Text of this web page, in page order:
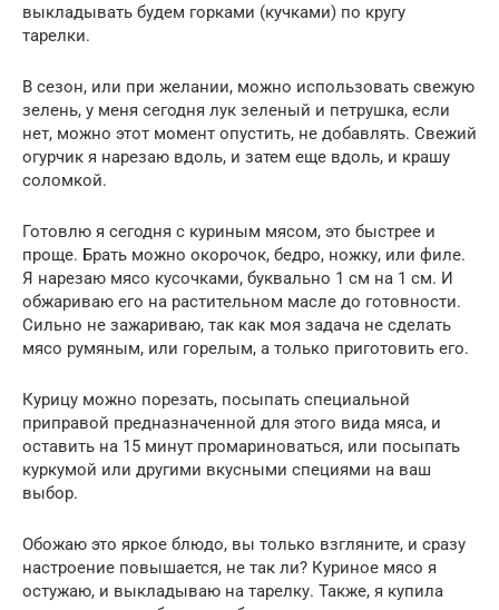
выкладывать будем горками (кучками) по кругу
тарелки.
В сезон, или при желании, можно использовать свежую
зелень, у меня сегодня лук зеленый и петрушка, если
нет, можно этот момент опустить, не добавлять. Свежий
огурчик я нарезаю вдоль, и затем еще вдоль, и крашу
соломкой.
Готовлю я сегодня с куриным мясом, это быстрее и
проще. Брать можно окорочок, бедро, ножку, или филе.
Я нарезаю мясо кусочками, буквально 1 см на 1 см. И
обжариваю его на растительном масле до готовности.
Сильно не зажариваю, так как моя задача не сделать
мясо румяным, или горелым, а только приготовить его.
Курицу можно порезать, посыпать специальной
приправой предназначенной для этого вида мяса, и
оставить на 15 минут промариноваться, или посыпать
куркумой или другими вкусными специями на ваш
выбор.
Обожаю это яркое блюдо, вы только взгляните, и сразу
настроение повышается, не так ли? Куриное мясо я
остужаю, и выкладываю на тарелку. Также, я купила